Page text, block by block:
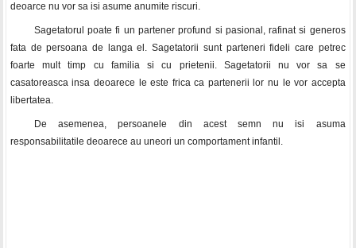
deoarce nu vor sa isi asume anumite riscuri.
Sagetatorul poate fi un partener profund si pasional, rafinat si generos
fata de persoana de langa el. Sagetatorii sunt parteneri fideli care petrec
foarte mult timp cu familia si cu prietenii. Sagetatorii nu vor sa se
casatoreasca insa deoarece le este frica ca partenerii lor nu le vor accepta
libertatea.
De asemenea, persoanele din acest semn nu isi asuma
responsabilitatile deoarece au uneori un comportament infantil.